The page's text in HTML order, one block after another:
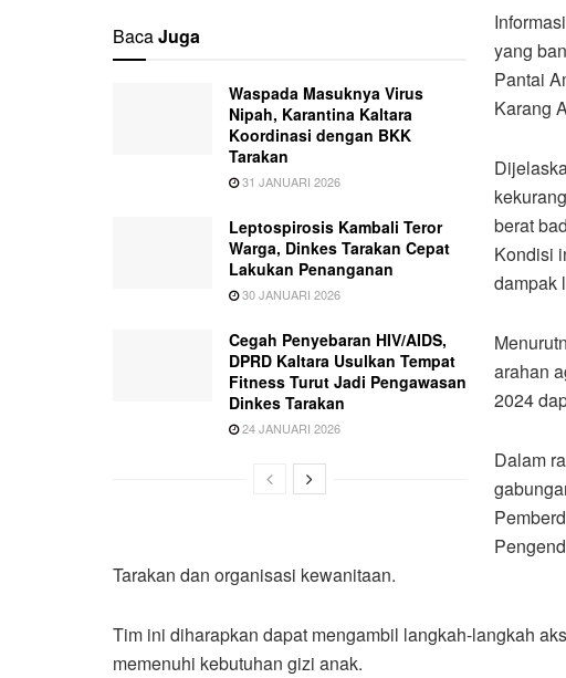
BacaJuga
Waspada Masuknya Virus
Nipah, Karantina Kaltara
Koordinasi dengan BKK
Tarakan
31 JANUARI 2026
Leptospirosis Kambali Teror
Warga, Dinkes Tarakan Cepat
Lakukan Penanganan
30 JANUARI 2026
Cegah Penyebaran HIV/AIDS,
DPRD Kaltara Usulkan Tempat
Fitness Turut Jadi Pengawasan
Dinkes Tarakan
24 JANUARI 2026
yang
Pantai
Karang
berat
Kondisi
dampak
arahan
2024
Dalam
Tarakan dan organisasi kewanitaan.
Tim ini diharapkan dapat mengambil langkah-langkah
memenuhi kebutuhan gizi anak.